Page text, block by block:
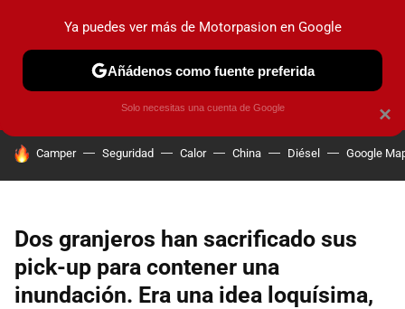
PRUEBAS COCHES ELÉCTRICOS OBSERVATORIO
HOY SE HABLA DE
Camper Seguridad Calor China Diésel Google
Dos granjeros han sacrificado sus
pick-up para contener una
inundación. Era una idea loquísima,
×
Ya puedes ver más de Motorpasion en Google
Añádenos como fuente preferida
Solo necesitas una cuenta de Google